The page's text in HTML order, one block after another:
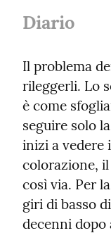
Diario
Il problema
rileggerli. Lo
è come
seguire solo
inizi a vedere
colorazione,
così via. Per
giri di basso
decenni dopo